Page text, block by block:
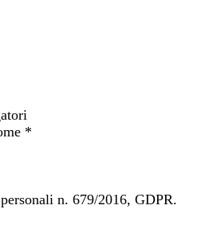
*
n. 679/2016, GDPR.